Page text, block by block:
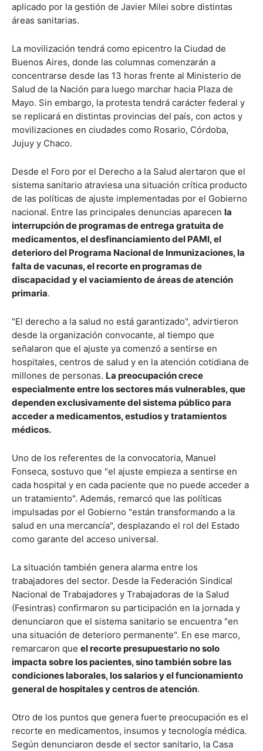
aplicado por la gestión de Javier Milei sobre distintas
áreas sanitarias.
La movilización tendrá como epicentro la Ciudad de
Buenos Aires, donde las columnas comenzarán a
concentrarse desde las 13 horas frente al Ministerio de
Salud de la Nación para luego marchar hacia Plaza de
Mayo. Sin embargo, la protesta tendrá carácter federal y
se replicará en distintas provincias del país, con actos y
movilizaciones en ciudades como Rosario, Córdoba,
Jujuy y Chaco.
Desde el Foro por el Derecho a la Salud alertaron que el
sistema sanitario atraviesa una situación crítica producto
de las políticas de ajuste implementadas por el Gobierno
nacional. Entre las principales denuncias aparecen la
interrupción de programas de entrega gratuita de
medicamentos, el desfinanciamiento del PAMI, el
deterioro del Programa Nacional de Inmunizaciones, la
falta de vacunas, el recorte en programas de
discapacidad y el vaciamiento de áreas de atención
primaria.
"El derecho a la salud no está garantizado", advirtieron
desde la organización convocante, al tiempo que
señalaron que el ajuste ya comenzó a sentirse en
hospitales, centros de salud y en la atención cotidiana de
millones de personas. La preocupación crece
especialmente entre los sectores más vulnerables, que
dependen exclusivamente del sistema público para
acceder a medicamentos, estudios y tratamientos
médicos.
Uno de los referentes de la convocatoria, Manuel
Fonseca, sostuvo que "el ajuste empieza a sentirse en
cada hospital y en cada paciente que no puede acceder a
un tratamiento". Además, remarcó que las políticas
impulsadas por el Gobierno "están transformando a la
salud en una mercancía", desplazando el rol del Estado
como garante del acceso universal.
La situación también genera alarma entre los
trabajadores del sector. Desde la Federación Sindical
Nacional de Trabajadores y Trabajadoras de la Salud
(Fesintras) confirmaron su participación en la jornada y
denunciaron que el sistema sanitario se encuentra "en
una situación de deterioro permanente". En ese marco,
remarcaron que el recorte presupuestario no solo
impacta sobre los pacientes, sino también sobre las
condiciones laborales, los salarios y el funcionamiento
general de hospitales y centros de atención.
Otro de los puntos que genera fuerte preocupación es el
recorte en medicamentos, insumos y tecnología médica.
Según denunciaron desde el sector sanitario, la Casa